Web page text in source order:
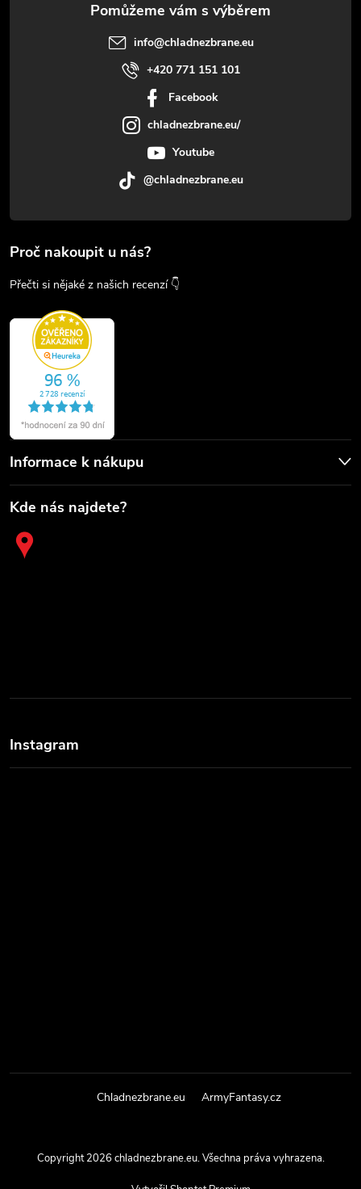
info@chladnezbrane.eu
+420 771 151 101
Facebook
chladnezbrane.eu/
Youtube
@chladnezbrane.eu
Proč nakoupit u nás?
Přečti si nějaké z našich recenzí 👇
Informace k nákupu
Kde nás najdete?
Instagram
Chladnezbrane.eu ArmyFantasy.cz
Copyright 2026chladnezbrane.eu. Všechna práva vyhrazena.